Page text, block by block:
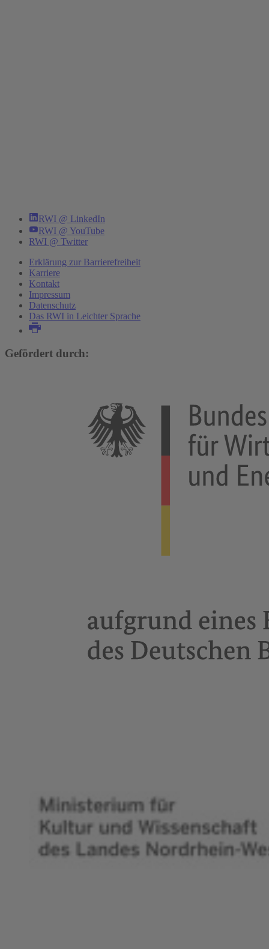
RWI @ LinkedIn
RWI @ YouTube
RWI @ Twitter
Erklärung zur Barrierefreiheit
Karriere
Kontakt
Impressum
Datenschutz
Das RWI in Leichter Sprache
Gefördert durch: